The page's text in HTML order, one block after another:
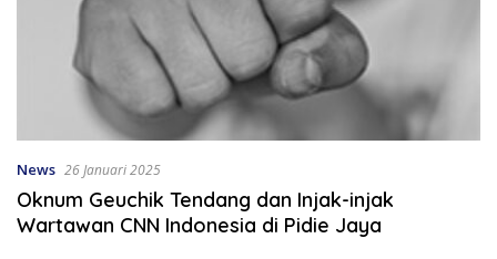
News 26 Januari 2025
Oknum Geuchik Tendang dan Injak-injak
Wartawan CNN Indonesia di Pidie Jaya